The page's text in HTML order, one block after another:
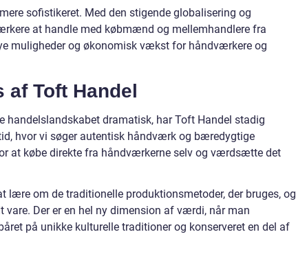
sofistikeret. Med den stigende globalisering og
at handle med købmænd og mellemhandlere fra
muligheder og økonomisk vækst for håndværkere og
af Toft Handel
dramatisk, har Toft Handel stadig
hvor vi søger autentisk håndværk og bæredygtige
at købe direkte fra håndværkerne selv og værdsætte det
lære om de traditionelle produktionsmetoder, der bruges, og
Der er en hel ny dimension af værdi, når man
på unikke kulturelle traditioner og konserveret en del af